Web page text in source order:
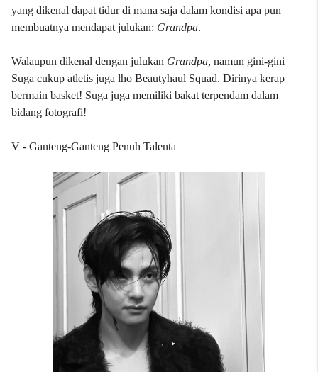
yang dikenal dapat tidur di mana saja dalam kondisi apa pun
membuatnya mendapat julukan: Grandpa.
Walaupun dikenal dengan julukan Grandpa, namun gini-gini
Suga cukup atletis juga lho Beautyhaul Squad. Dirinya kerap
bermain basket! Suga juga memiliki bakat terpendam dalam
bidang fotografi!
V - Ganteng-Ganteng Penuh Talenta